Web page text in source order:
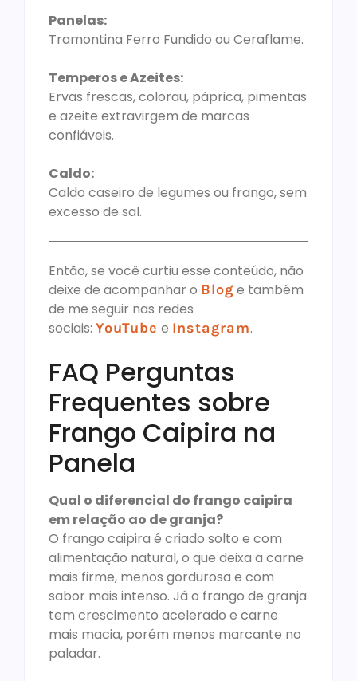
Panelas:
Tramontina Ferro Fundido ou Ceraflame.
Temperos e Azeites:
Ervas frescas, colorau, páprica, pimentas
e azeite extravirgem de marcas
confiáveis.
Caldo:
Caldo caseiro de legumes ou frango, sem
excesso de sal.
Então, se você curtiu esse conteúdo, não
deixe de acompanhar o Blog e também
de me seguir nas redes
sociais: YouTube e Instagram.
FAQ Perguntas
Frequentes sobre
Frango Caipira na
Panela
Qual o diferencial do frango caipira
em relação ao de granja?
O frango caipira é criado solto e com
alimentação natural, o que deixa a carne
mais firme, menos gordurosa e com
sabor mais intenso. Já o frango de granja
tem crescimento acelerado e carne
mais macia, porém menos marcante no
paladar.